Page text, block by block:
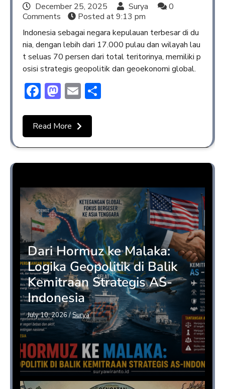
December 25, 2025 Surya
0
Comments
Posted at9:13 pm
Indonesia sebagai negara kepulauan terbesar di du
nia, dengan lebih dari 17.000 pulau dan wilayah lau
t seluas 70 persen dari total teritorinya, memiliki p
osisi strategis geopolitik dan geoekonomi global.
Facebook
Mastodon
Email
Read More
Dari Hormuz ke Malaka:
Logika Geopolitik di Balik
Kemitraan Strategis AS-
Indonesia
July 10, 2026/Surya